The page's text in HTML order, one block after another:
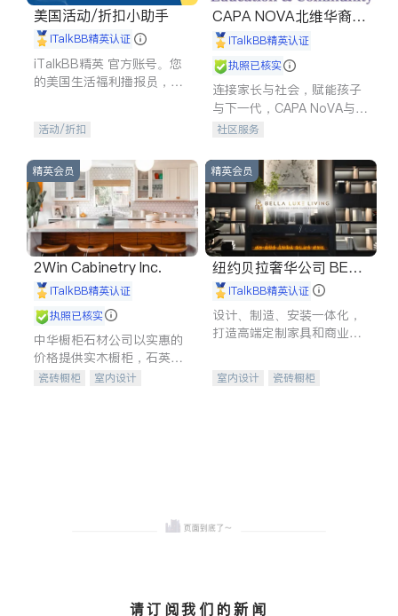
美国活动/折扣小助手
iTalkBB精英认证
iTalkBB精英 官方账号。您
的美国生活福利播报员，精
专属福利。
活动/折扣
CAPA NOVA北维华裔家
长会iTalkBB精英认证
执照已核实
连接家长与社会，赋能孩子
与下一代，CAPA NoVA与您
携手建设包容、公平、充满
社区服务
精英会员
2Win Cabinetry Inc.
iTalkBB精英认证
执照已核实
中华橱柜石材公司以实惠的
价格提供实木橱柜，石英石
台面，多种优质不锈钢水
瓷砖橱柜
室内设计
精英会员
纽约贝拉奢华公司 BELL
A LUXE
iTalkBB精英认证
设计、制造、安装一体化，
打造高端定制家具和商业空
室内设计
瓷砖橱柜
请订阅我们的新闻